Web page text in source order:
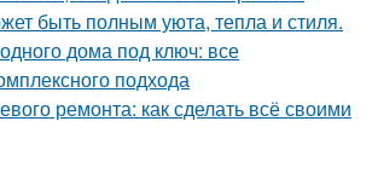
быть полным уюта, тепла и стиля.
дома под ключ: все
подхода
ремонта: как сделать всё своими